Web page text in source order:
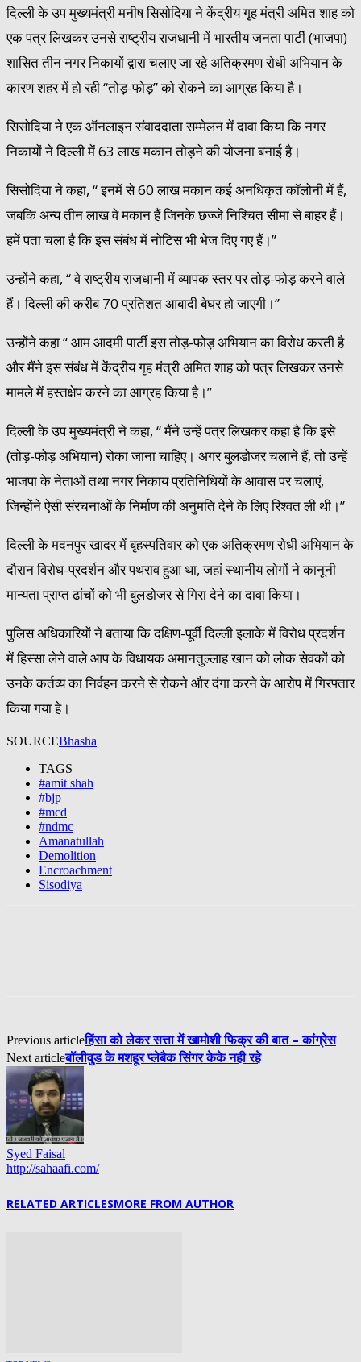
दिल्ली के उप मुख्यमंत्री मनीष सिसोदिया ने केंद्रीय गृह मंत्री अमित शाह को
एक पत्र लिखकर उनसे राष्ट्रीय राजधानी में भारतीय जनता पार्टी (भाजपा)
शासित तीन नगर निकायों द्वारा चलाए जा रहे अतिक्रमण रोधी अभियान के
कारण शहर में हो रही ‘‘तोड़-फोड़’’ को रोकने का आग्रह किया है।
सिसोदिया ने एक ऑनलाइन संवाददाता सम्मेलन में दावा किया कि नगर
निकायों ने दिल्ली में 63 लाख मकान तोड़ने की योजना बनाई है।
सिसोदिया ने कहा, ‘‘ इनमें से 60 लाख मकान कई अनधिकृत कॉलोनी में हैं,
जबकि अन्य तीन लाख वे मकान हैं जिनके छज्जे निश्चित सीमा से बाहर हैं।
हमें पता चला है कि इस संबंध में नोटिस भी भेज दिए गए हैं।’’
उन्होंने कहा, ‘‘ वे राष्ट्रीय राजधानी में व्यापक स्तर पर तोड़-फोड़ करने वाले
हैं। दिल्ली की करीब 70 प्रतिशत आबादी बेघर हो जाएगी।’’
उन्होंने कहा ‘‘ आम आदमी पार्टी इस तोड़-फोड़ अभियान का विरोध करती है
और मैंने इस संबंध में केंद्रीय गृह मंत्री अमित शाह को पत्र लिखकर उनसे
मामले में हस्तक्षेप करने का आग्रह किया है।’’
दिल्ली के उप मुख्यमंत्री ने कहा, ‘‘ मैंने उन्हें पत्र लिखकर कहा है कि इसे
(तोड़-फोड़ अभियान) रोका जाना चाहिए। अगर बुलडोजर चलाने हैं, तो उन्हें
भाजपा के नेताओं तथा नगर निकाय प्रतिनिधियों के आवास पर चलाएं,
जिन्होंने ऐसी संरचनाओं के निर्माण की अनुमति देने के लिए रिश्वत ली थी।’’
दिल्ली के मदनपुर खादर में बृहस्पतिवार को एक अतिक्रमण रोधी अभियान के
दौरान विरोध-प्रदर्शन और पथराव हुआ था, जहां स्थानीय लोगों ने कानूनी
मान्यता प्राप्त ढांचों को भी बुलडोजर से गिरा देने का दावा किया।
पुलिस अधिकारियों ने बताया कि दक्षिण-पूर्वी दिल्ली इलाके में विरोध प्रदर्शन
में हिस्सा लेने वाले आप के विधायक अमानतुल्लाह खान को लोक सेवकों को
उनके कर्तव्य का निर्वहन करने से रोकने और दंगा करने के आरोप में गिरफ्तार
किया गया हे।
SOURCEBhasha
TAGS
#amit shah
#bjp
#mcd
#ndmc
Amanatullah
Demolition
Encroachment
Sisodiya
Previous articleहिंसा को लेकर सत्ता में खामोशी फिक्र की बात – कांग्रेस
Next articleबॉलीवुड के मशहूर प्लेबैक सिंगर केके नही रहे
Syed Faisal
http://sahaafi.com/
RELATED ARTICLESMORE FROM AUTHOR